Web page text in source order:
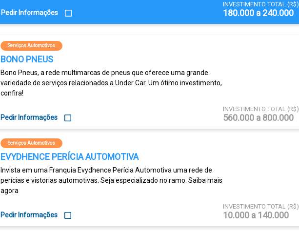
INVESTIMENTO TOTAL (R$)
180.000 a 240.000
Pedir Informações
Serviços Automotivos
BONO PNEUS
Bono Pneus, a rede multimarcas de pneus que oferece uma grande
variedade de serviços relacionados a Under Car. Um ótimo investimento,
confira!
INVESTIMENTO TOTAL (R$)
560.000 a 800.000
Pedir Informações
Serviços Automotivos
EVYDHENCE PERÍCIA AUTOMOTIVA
Invista em uma Franquia Evydhence Perícia Automotiva uma rede de
perícias e vistorias automotivas. Seja especializado no ramo. Saiba mais
agora
INVESTIMENTO TOTAL (R$)
10.000 a 140.000
Pedir Informações